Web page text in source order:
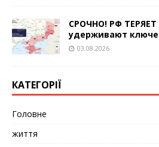
СРОЧНО! РФ
удерживают
03.08.2026
КАТЕГОРІЇ
Головне
життя